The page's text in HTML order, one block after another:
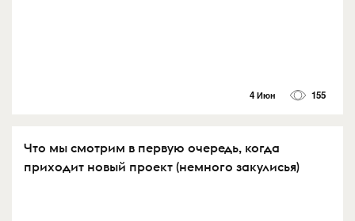
4 Июн 155
Что мы смотрим в первую очередь, когда
приходит новый проект (немного закулисья)